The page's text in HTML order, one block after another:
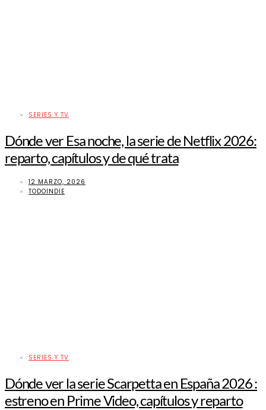
SERIES Y TV
Dónde ver Esa noche, la serie de Netflix 2026:
reparto, capítulos y de qué trata
12 MARZO, 2026
TODOINDIE
SERIES Y TV
Dónde ver la serie Scarpetta en España 2026 :
estreno en Prime Video, capítulos y reparto